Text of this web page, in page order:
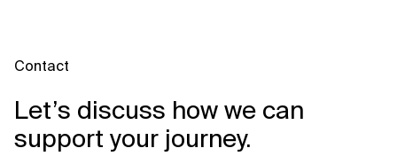
Contact
Let’s discuss how we can
support your journey.